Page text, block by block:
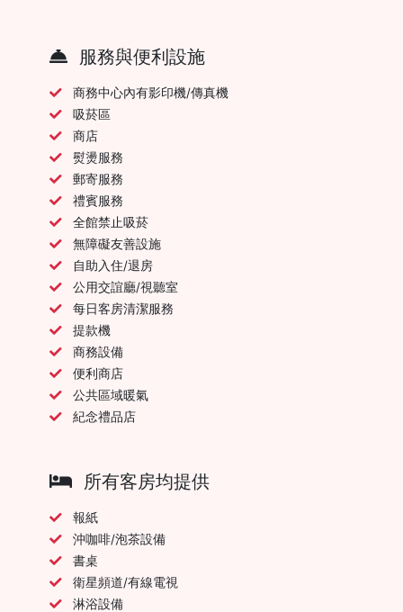
服務與便利設施
商務中心內有影印機/傳真機
吸菸區
商店
熨燙服務
郵寄服務
禮賓服務
全館禁止吸菸
無障礙友善設施
自助入住/退房
公用交誼廳/視聽室
每日客房清潔服務
提款機
商務設備
便利商店
公共區域暖氣
紀念禮品店
所有客房均提供
報紙
沖咖啡/泡茶設備
書桌
衛星頻道/有線電視
淋浴設備